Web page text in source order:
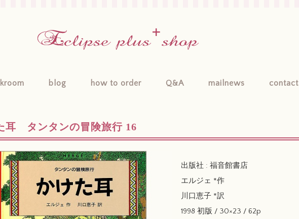
blog how to order Q&A mailnews contact
耳 タンタンの冒険旅行 16
出版社 : 福音館書店
エルジェ *作
川口恵子 *訳
1998 初版 / 30×23 / 62p